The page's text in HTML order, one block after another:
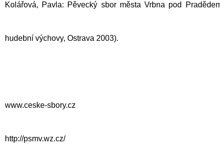
Kolářová, Pavla: Pěvecký sbor města Vrbna pod
hudební výchovy, Ostrava 2003).
www.ceske-sbory.cz
http://psmv.wz.cz/